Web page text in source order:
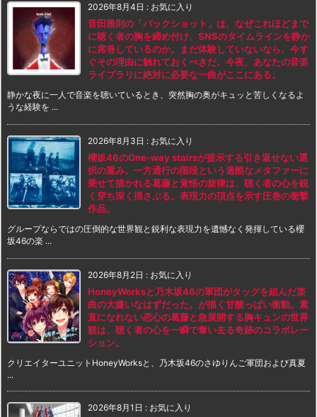
2026年8月4日 : お気に入り
音田雅則の「バックショット」は、なぜこれほどまで
に聴く者の胸を締め付け、SNSのタイムラインを静か
に席巻しているのか。まだ体験していないなら、今す
ぐその理由に触れておくべきだ。今夜、あなたの音楽
ライブラリに絶対に必要な一曲がここにある。
静かな夜に一人で音楽を聴いているとき、突然胸の奥がキュッと苦しくなるよ
うな経験を ...
2026年8月3日 : お気に入り
櫻坂46のOne-way stairsが提示する引き返せない選
択の重み。一方通行の階段という過酷なメタファーに
乗せて描かれる葛藤と覚悟の旋律は、聴く者の心を鋭
く穿ち深く揺さぶる。表現力の頂点を示す圧巻の衝撃
作品。
グループならではの圧倒的な世界観と鋭利な表現力を遺憾なく発揮している櫻
坂46の楽 ...
2026年8月2日 : お気に入り
HoneyWorksと乃木坂46の軍団がタッグを組んだ楽
曲の大嫌いなはずだった。が描く甘酸っぱい衝動。素
直になれない恋心の葛藤と急展開する胸キュンの世界
観は、聴く者の心を一瞬で奪い去る奇跡のコラボレー
ション。
クリエイターユニットHoneyWorksと、乃木坂46のさゆりんご軍団および真夏
...
2026年8月1日 : お気に入り